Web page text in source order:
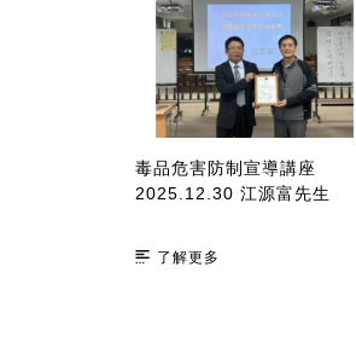
毒品危害防制宣導講座
2025.12.30 江源富先生
了解更多